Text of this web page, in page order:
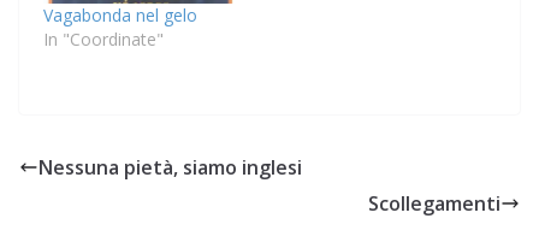
Vagabonda nel gelo
In "Coordinate"
Nessuna pietà, siamo inglesi
Scollegamenti